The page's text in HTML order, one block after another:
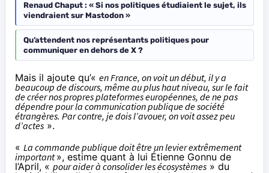
Renaud Chaput : « Si nos politiques étudiaient le sujet, ils
viendraient sur Mastodon »
Qu’attendent nos représentants politiques pour
communiquer en dehors de X ?
Mais il ajoute qu’« en France, on voit un début, il y a
beaucoup de discours, même au plus haut niveau, sur le fait
de créer nos propres plateformes européennes, de ne pas
dépendre pour la communication publique de société
étrangères. Par contre, je dois l’avouer, on voit assez peu
d’actes ».
« La commande publique doit être un levier extrêmement
important», estime quant à lui Étienne Gonnu de
l’April, « pour aider à consolider les écosystèmes » du